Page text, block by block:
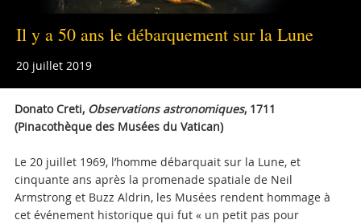
Il y a 50 ans le débarquement sur la Lune
20 juillet 2019
Donato Creti, Observations astronomiques, 1711
(Pinacothèque des Musées du Vatican)
Le 20 juillet 1969, l’homme débarquait sur la Lune, et
cinquante ans après la promenade spatiale de Neil
Armstrong et Buzz Aldrin, les Musées rendent hommage à
cet événement historique qui fut « un petit pas pour